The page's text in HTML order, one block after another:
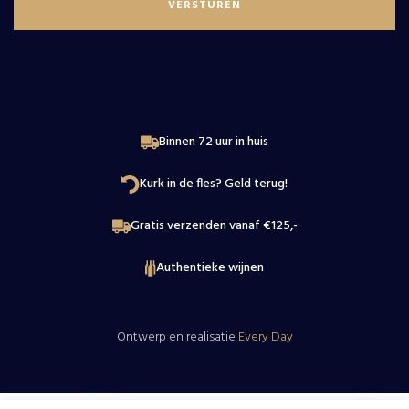
Binnen 72 uur in huis
Kurk in de fles? Geld terug!
Gratis verzenden vanaf €125,-
Authentieke wijnen
Ontwerp en realisatie Every Day